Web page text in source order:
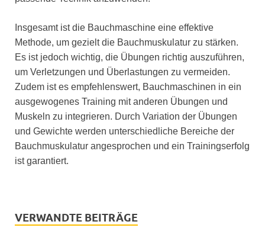
Insgesamt ist die Bauchmaschine eine effektive
Methode, um gezielt die Bauchmuskulatur zu stärken.
Es ist jedoch wichtig, die Übungen richtig auszuführen,
um Verletzungen und Überlastungen zu vermeiden.
Zudem ist es empfehlenswert, Bauchmaschinen in ein
ausgewogenes Training mit anderen Übungen und
Muskeln zu integrieren. Durch Variation der Übungen
und Gewichte werden unterschiedliche Bereiche der
Bauchmuskulatur angesprochen und ein Trainingserfolg
ist garantiert.
VERWANDTE BEITRÄGE